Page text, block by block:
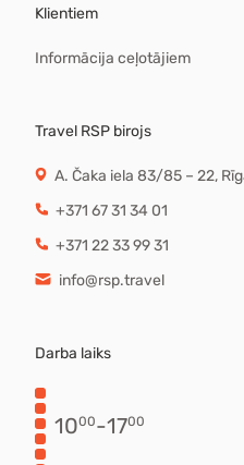
Klientiem
Informācija ceļotājiem
Travel RSP birojs
A. Čaka iela 83/85 – 22,
+371 67 31 34 01
+371 22 33 99 31
info@rsp.travel
Darba laiks
1000-1700